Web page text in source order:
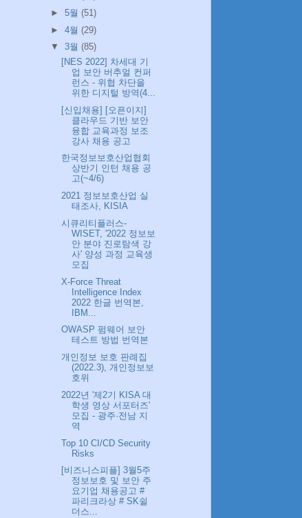
► 5월 (51)
► 4월 (29)
▼ 3월 (85)
[NES 2022] 차세대 기
업 보안 버추얼 컨퍼
런스 - 위협 차단을
위한 디지털 방역(4...
[신입채용] [오픈이지]
클라우드 기반 보안
융합 교육과정 보조
강사 채용 공고
한국정보보호산업협회
상반기 인턴 채용 공
고(~4/6)
2021 정보보호산업 실
태조사, KISIA
시큐리티플러스-
WISET, '2022 정보보
안 분야 진로탐색 강
사' 양성 과정 교육생
모집
X-Force Threat
Intelligence Index
2022 한글 번역본,
IBM...
OWASP 펌웨어 보안
테스트 방법 번역본
개인정보 보호 판례집
(2022.3), 개인정보보
호위
2022년 '제2기 KISA 대
학생 영상 서포터즈'
모집 - 광주·전남 지
역
Top 10 CI/CD Security
Risks
[비즈니스피플] 3월5주
정보보호 및 보안 주
요기업 채용공고 #
파리크라상 # SK쉴
더스...